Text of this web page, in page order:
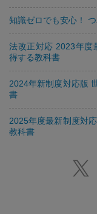
知識ゼロでも安心！
法改正対応 2023年度
得する教科書
2024年新制度対応版
書
2025年度最新制度対
教科書